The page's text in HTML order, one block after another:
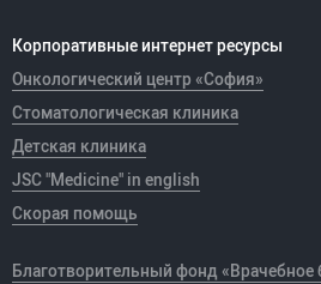
Корпоративные интернет ресурсы
Онкологический центр «София»
Стоматологическая клиника
Детская клиника
JSC "Medicine" in english
Скорая помощь
Благотворительный фонд «Врачебное